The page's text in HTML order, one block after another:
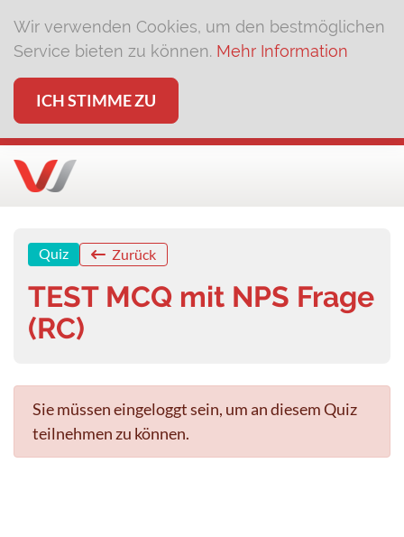
Wir verwenden Cookies, um den bestmöglichen
Service bieten zu können. Mehr Information
ICH STIMME ZU
Quiz Zurück
TEST MCQ mit NPS Frage
(RC)
Sie müssen eingeloggt sein, um an diesem Quiz
teilnehmen zu können.